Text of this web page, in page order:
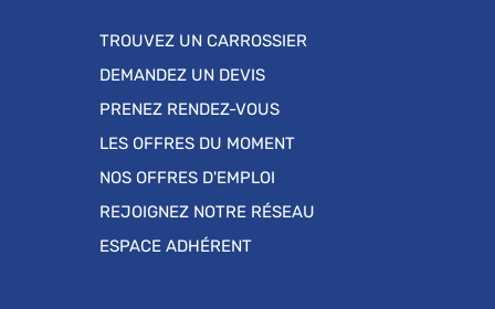
TROUVEZ UN CARROSSIER
DEMANDEZ UN DEVIS
PRENEZ RENDEZ-VOUS
LES OFFRES DU MOMENT
NOS OFFRES D'EMPLOI
REJOIGNEZ NOTRE RÉSEAU
ESPACE ADHÉRENT